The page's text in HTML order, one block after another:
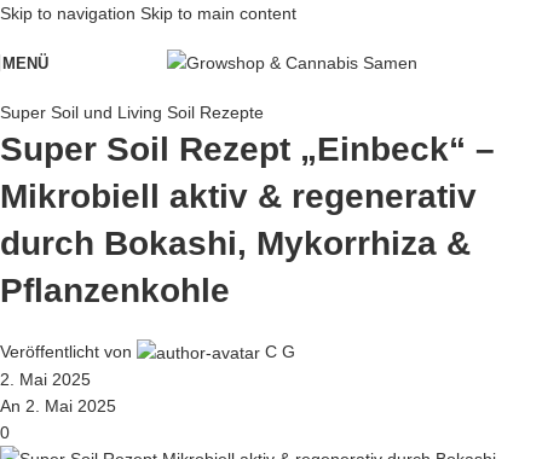
Skip to navigation Skip to main content
MENÜ
Super Soil und Living Soil Rezepte
Super Soil Rezept „Einbeck“ –
Mikrobiell aktiv & regenerativ
durch Bokashi, Mykorrhiza &
Pflanzenkohle
Veröffentlicht von
C G
2. Mai 2025
An 2. Mai 2025
0